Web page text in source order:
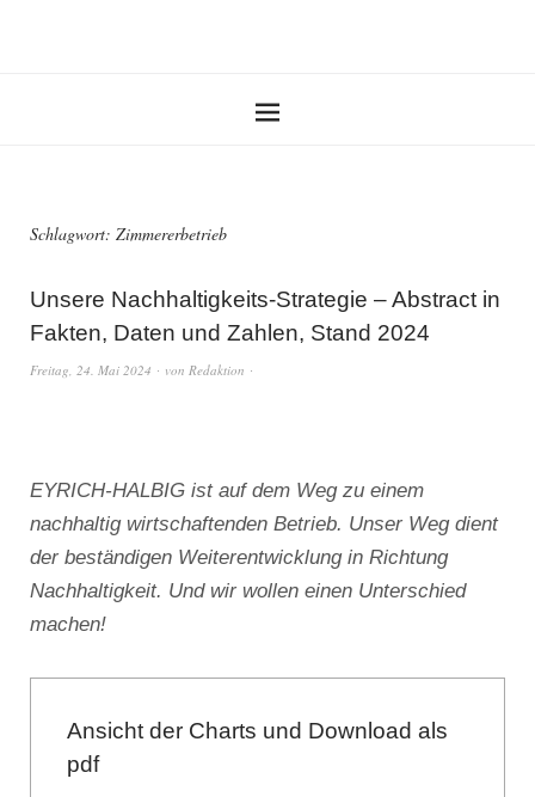
Schlagwort: Zimmererbetrieb
Unsere Nachhaltigkeits-Strategie – Abstract in
Fakten, Daten und Zahlen, Stand 2024
Freitag, 24. Mai 2024 von Redaktion
EYRICH-HALBIG ist auf dem Weg zu einem
nachhaltig wirtschaftenden Betrieb. Unser Weg dient
der beständigen Weiterentwicklung in Richtung
Nachhaltigkeit. Und wir wollen einen Unterschied
machen!
Ansicht der Charts und Download als
pdf